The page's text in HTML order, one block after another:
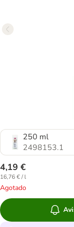
250 ml
2498153.1
4,19 €
16,76 € / l
Agotado